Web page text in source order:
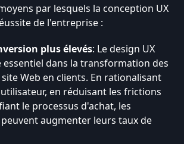
par lesquels la conception UX
de l'entreprise :
plus élevés: Le design UX
essentiel dans la transformation des
Web en clients. En rationalisant
en réduisant les frictions
le processus d'achat, les
augmenter leurs taux de